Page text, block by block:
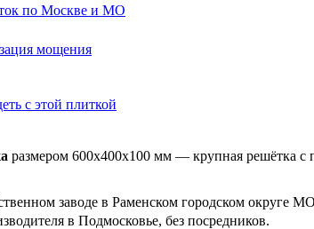
по Москве и МО
мощения
с этой плиткой
размером 600x400x100 мм — крупная решётка с
заводе в Раменском городском округе
в Подмосковье, без посредников.